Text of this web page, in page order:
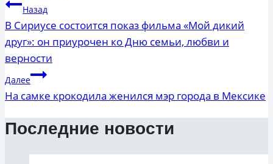
Навигация
по
записям
Назад
В Сириусе состоится показ фильма «Мой дикий
друг»: он приурочен ко Дню семьи, любви и
верности
Далее
На самке крокодила женился мэр города в Мексике
Последние новости